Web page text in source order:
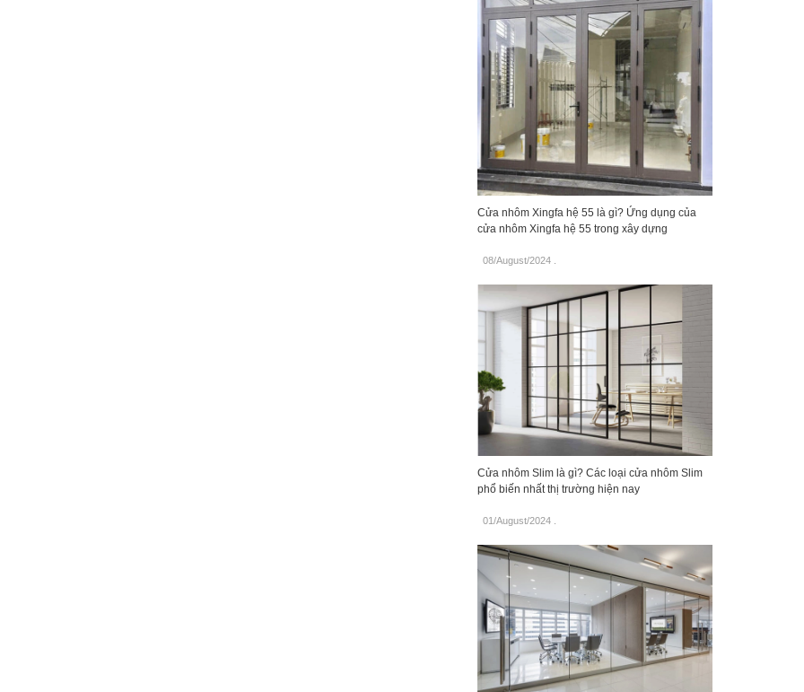
Cửa nhôm Xingfa hệ 55 là gì? Ứng dụng của
cửa nhôm Xingfa hệ 55 trong xây dựng
08/August/2024.
Cửa nhôm Slim là gì? Các loại cửa nhôm Slim
phổ biến nhất thị trường hiện nay
01/August/2024.